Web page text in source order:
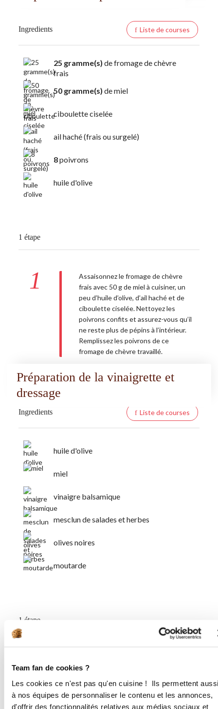
Team fan de cookies ?
Les cookies ce n'est pas qu'en cuisine ! Ils permettent aussi
à nos équipes de personnaliser le contenu et les annonces,
d'offrir des fonctionnalités relatives aux médias sociaux et
Ingredients Liste de courses
25 gramme(s) de fromage de chèvre
frais
50 gramme(s) de miel
ciboulette ciselée
ail haché (frais ou surgelé)
8poivrons
huile d'olive
1 étape
1
Assaisonnez le fromage de chèvre
frais avec 50 g de miel à cuisiner, un
peu d’huile d’olive, d’ail haché et de
ciboulette ciselée. Nettoyez les
poivrons confits et assurez-vous qu’il
ne reste plus de pépins à l’intérieur.
Remplissez les poivrons de ce
fromage de chèvre travaillé.
Préparation de la vinaigrette et
dressage
Ingredients Liste de courses
huile d'olive
miel
vinaigre balsamique
mesclun de salades et herbes
olives noires
moutarde
1 étape
1
cuisiner. Ajoutez la moutarde et peu à
peu l’huile d’olive. Assaisonnez le
mesclun de salade avec une partie de